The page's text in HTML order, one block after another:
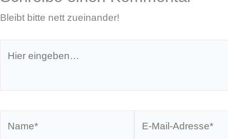
Bleibt bitte nett zueinander!
eingeben…